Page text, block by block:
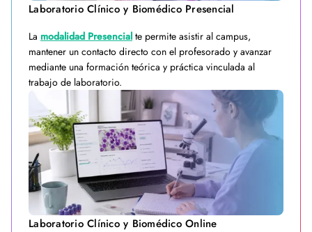
Laboratorio Clínico y Biomédico Presencial
La modalidad Presencial te permite asistir al campus,
mantener un contacto directo con el profesorado y avanzar
mediante una formación teórica y práctica vinculada al
trabajo de laboratorio.
Laboratorio Clínico y Biomédico Online